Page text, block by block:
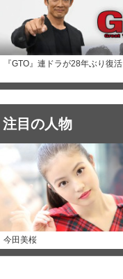
『GTO』連ドラが28年ぶり復活
注目の人物
今田美桜